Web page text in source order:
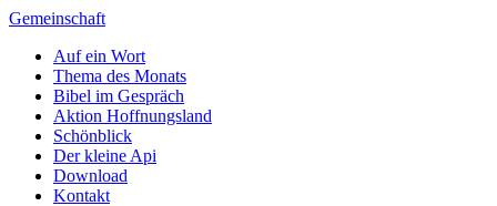
Zum
springen
Gemeinschaft
Auf ein Wort
Thema des Monats
Bibel im Gespräch
Aktion Hoffnungsland
Schönblick
Der kleine Api
Download
Kontakt